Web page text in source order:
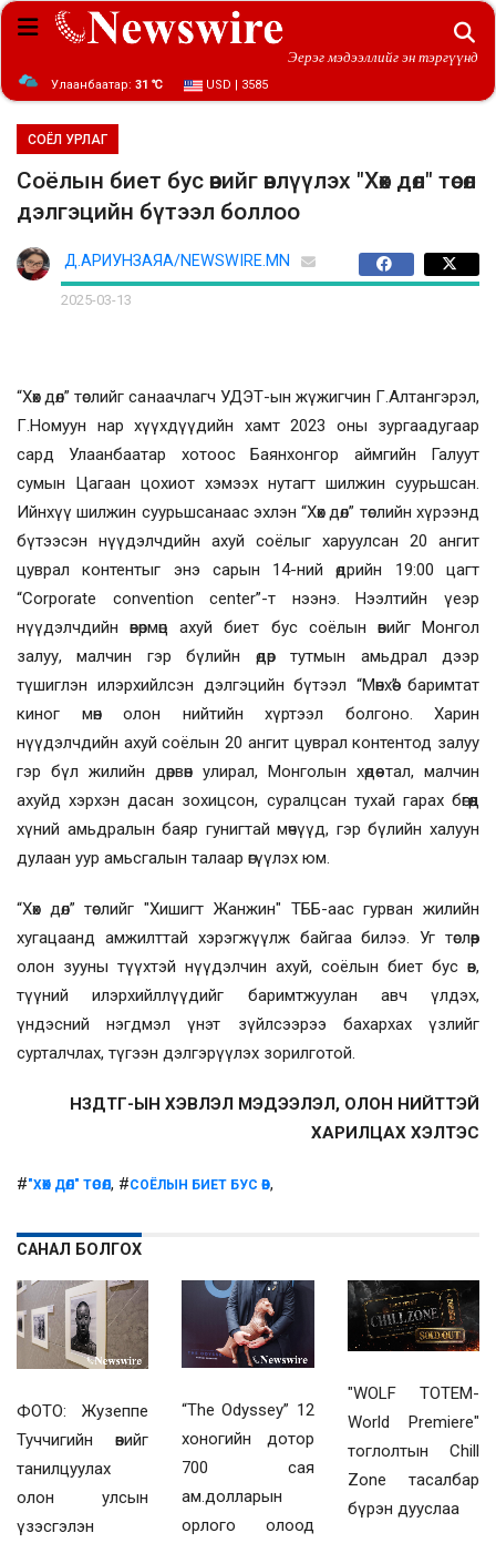
Эерэг мэдээллийг эн тэргүүнд
Улаанбаатар: 31 ℃ USD | 3585
СОЁЛ УРЛАГ
Соёлын биет бус өвийг өвлүүлэх "Хөх дөл" төсөл
дэлгэцийн бүтээл боллоо
Д.АРИУНЗАЯА/NEWSWIRE.MN
2025-03-13
“Хөх дөл” төслийг санаачлагч УДЭТ-ын жүжигчин Г.Алтангэрэл,
Г.Номуун нар хүүхдүүдийн хамт 2023 оны зургаадугаар
сард Улаанбаатар хотоос Баянхонгор аймгийн Галуут
сумын Цагаан цохиот хэмээх нутагт шилжин суурьшсан.
Ийнхүү шилжин суурьшсанаас эхлэн “Хөх дөл” төслийн хүрээнд
бүтээсэн нүүдэлчдийн ахуй соёлыг харуулсан 20 ангит
цуврал контентыг энэ сарын 14-ний өдрийн 19:00 цагт
“Corporate convention center”-т нээнэ. Нээлтийн үеэр
нүүдэлчдийн өвөрмөц ахуй биет бус соёлын өвийг Монгол
залуу, малчин гэр бүлийн өдөр тутмын амьдрал дээр
түшиглэн илэрхийлсэн дэлгэцийн бүтээл “Мөнхөө” баримтат
киног мөн олон нийтийн хүртээл болгоно. Харин
нүүдэлчдийн ахуй соёлын 20 ангит цуврал контентод залуу
гэр бүл жилийн дөрвөн улирал, Монголын хөдөө тал, малчин
ахуйд хэрхэн дасан зохицсон, суралцсан тухай гарах бөгөөд
хүний амьдралын баяр гунигтай мөчүүд, гэр бүлийн халуун
дулаан уур амьсгалын талаар өгүүлэх юм.
“Хөх дөл” төслийг "Хишигт Жанжин" ТББ-аас гурван жилийн
хугацаанд амжилттай хэрэгжүүлж байгаа билээ. Уг төслөөр
олон зууны түүхтэй нүүдэлчин ахуй, соёлын биет бус өв,
түүний илэрхийллүүдийг баримтжуулан авч үлдэх,
үндэсний нэгдмэл үнэт зүйлсээрээ бахархах үзлийг
сурталчлах, түгээн дэлгэрүүлэх зорилготой.
НЗДТГ-ЫН ХЭВЛЭЛ МЭДЭЭЛЭЛ, ОЛОН НИЙТТЭЙ
ХАРИЛЦАХ ХЭЛТЭС
#"ХӨХ ДӨЛ" ТӨСӨЛ, #СОЁЛЫН БИЕТ БУС ӨВ,
САНАЛ БОЛГОХ
ФОТО: Жузеппе
Туччигийн өвийг
танилцуулах
олон улсын
үзэсгэлэн
“The Odyssey” 12
хоногийн дотор
700 сая
ам.долларын
орлого олоод
"WOLF TOTEM-
World Premiere"
тоглолтын Chill
Zone тасалбар
бүрэн дууслаа